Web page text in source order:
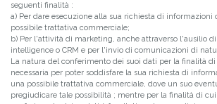
seguenti finalità :
a) Per dare esecuzione alla sua richiesta di informazioni
possibile trattativa commerciale;
b) Per l'attività di marketing, anche attraverso l'ausilio
intelligence o CRM e per l'invio di comunicazioni di
La natura del conferimento dei suoi dati per la finalità
necessaria per poter soddisfare la sua richiesta di
una possibile trattativa commerciale, dove un suo
pregiudicare tale possibilità ; mentre per la finalità di